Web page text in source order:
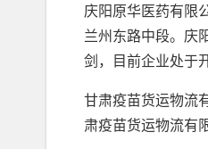
庆阳原华医药有限
兰州东路中段。庆
剑，目前企业处于
甘肃疫苗货运物流
肃疫苗货运物流有